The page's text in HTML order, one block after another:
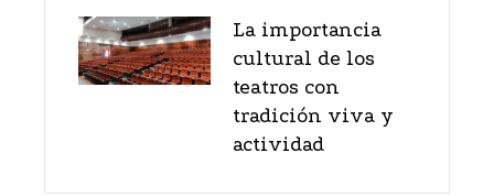
La importancia
cultural de los
teatros con
tradición viva y
actividad